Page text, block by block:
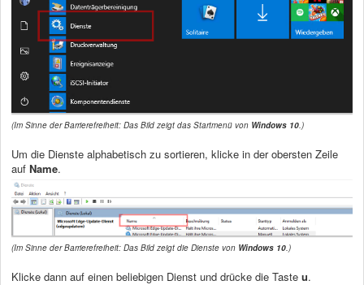
(Im Sinne der Barrierefreiheit: Das Bild zeigt das Startmenü von Windows 10 .)
Um die Dienste alphabetisch zu sortieren, klicke in der obersten Zeile
auf Name.
(Im Sinne der Barrierefreiheit: Das Bild zeigt die Dienste von Windows 10.)
Klicke dann auf einen beliebigen Dienst und drücke die Taste u.